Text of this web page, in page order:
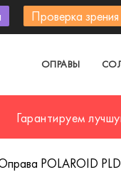
Проверка зрения
ОПРАВЫ
Гарантируем
POLAROID